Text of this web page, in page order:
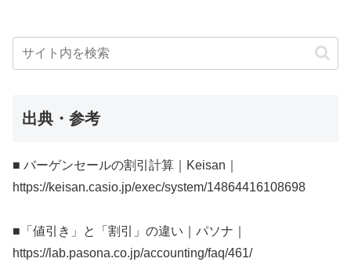
出典・参考
■ バーゲンセールの割引計算｜Keisan｜
https://keisan.casio.jp/exec/system/14864416108698
■「値引き」と「割引」の違い｜パソナ｜
https://lab.pasona.co.jp/accounting/faq/461/